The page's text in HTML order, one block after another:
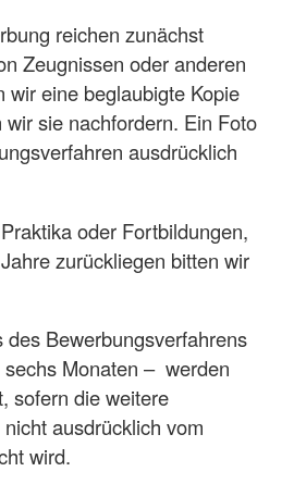
reichen zunächst
Zeugnissen oder anderen
wir eine beglaubigte Kopie
sie nachfordern. Ein Foto
ausdrücklich
oder Fortbildungen,
zurückliegen bitten wir
Bewerbungsverfahrens
Monaten – werden
sofern die weitere
ausdrücklich vom
wird.